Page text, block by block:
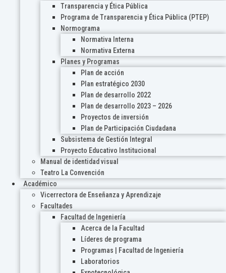
Transparencia y Ética Pública
Programa de Transparencia y Ética Pública (PTEP)
Normograma
Normativa Interna
Normativa Externa
Planes y Programas
Plan de acción
Plan estratégico 2030
Plan de desarrollo 2022
Plan de desarrollo 2023 – 2026
Proyectos de inversión
Plan de Participación Ciudadana
Subsistema de Gestión Integral
Proyecto Educativo Institucional
Manual de identidad visual
Teatro La Convención
Académico
Vicerrectora de Enseñanza y Aprendizaje
Facultades
Facultad de Ingeniería
Acerca de la Facultad
Líderes de programa
Programas | Facultad de Ingeniería
Laboratorios